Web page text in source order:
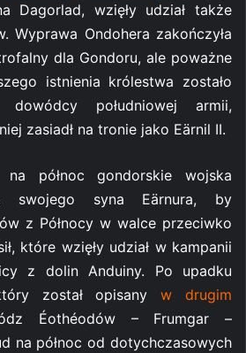
Dagorlad, wzięły udział także
Wyprawa Ondohera zakończyła
dla Gondoru, ale poważne
istnienia królestwa zostało
dowódcy południowej armii,
zasiadł na tronie jako Eärnil II.
na północ gondorskie wojska
swojego syna Eärnura, by
z Północy w walce przeciwko
które wzięły udział w kampanii
z dolin Anduiny. Po upadku
został opisanyw drugim
Éothéodów – Frumgar –
na północ od dotychczasowych